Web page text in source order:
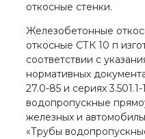
откосные стенки.
Железобетонные
откосные СТК 10 п
соответствии с
нормативных
27.0-85 и сериях
водопропускные
железных и
«Трубы